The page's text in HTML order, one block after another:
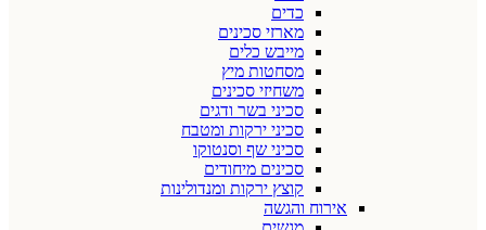
כדים
מארזי סכינים
מייבש כלים
מסחטות מיץ
משחיזי סכינים
סכיני בשר ודגים
סכיני ירקות ומטבח
סכיני שף וסנטוקו
סכינים מיחודים
קוצץ ירקות ומנדולינות
אירוח והגשה